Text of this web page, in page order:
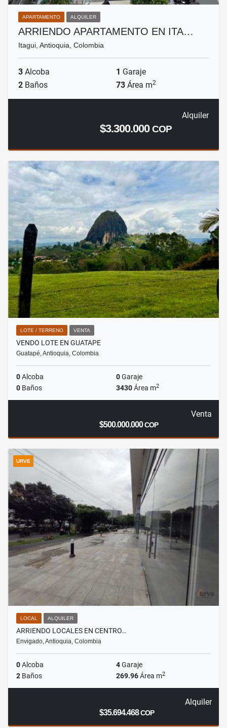
APARTAMENTO ALQUILER
ARRIENDO APARTAMENTO EN ITA…
Itagui, Antioquia, Colombia
3 Alcoba 1 Garaje
2 Baños 73 Área m2
Alquiler
$3.300.000COP
LOTE / TERRENO VENTA
VENDO LOTE EN GUATAPE
Guatapé, Antioquia, Colombia
0Alcoba 0Garaje
0 Baños 3430Área m2
Venta
$500.000.000COP
URVE
LOCAL ALQUILER
ARRIENDO LOCALES EN CENTRO…
Envigado, Antioquia, Colombia
0Alcoba 4Garaje
2 Baños 269.96Área m2
Alquiler
$35.694.468COP